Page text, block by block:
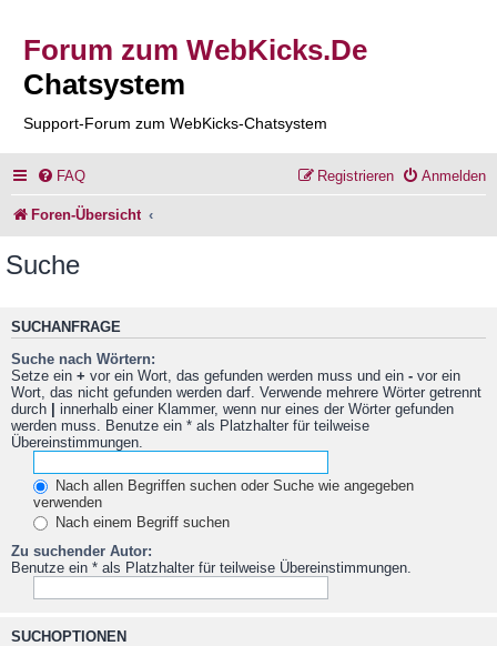
Forum zum WebKicks.De
Chatsystem
Support-Forum zum WebKicks-Chatsystem
FAQ Anmelden
Registrieren
Foren-Übersicht
Suche
SUCHANFRAGE
Suche nach Wörtern:
Setze ein + vor ein Wort, das gefunden werden muss und ein - vor ein
Wort, das nicht gefunden werden darf. Verwende mehrere Wörter getrennt
durch | innerhalb einer Klammer, wenn nur eines der Wörter gefunden
werden muss. Benutze ein * als Platzhalter für teilweise
Übereinstimmungen.
Nach allen Begriffen suchen oder Suche wie angegeben
verwenden
Nach einem Begriff suchen
Zu suchender Autor:
Benutze ein * als Platzhalter für teilweise Übereinstimmungen.
SUCHOPTIONEN